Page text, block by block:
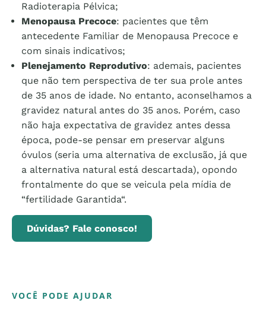
Radioterapia Pélvica;
Menopausa Precoce: pacientes que têm
antecedente Familiar de Menopausa Precoce e
com sinais indicativos;
Plenejamento Reprodutivo: ademais, pacientes
que não tem perspectiva de ter sua prole antes
de 35 anos de idade. No entanto, aconselhamos a
gravidez natural antes do 35 anos. Porém, caso
não haja expectativa de gravidez antes dessa
época, pode-se pensar em preservar alguns
óvulos (seria uma alternativa de exclusão, já que
a alternativa natural está descartada), opondo
frontalmente do que se veicula pela mídia de
“fertilidade Garantida“.
Dúvidas? Fale conosco!
VOCÊ PODE AJUDAR